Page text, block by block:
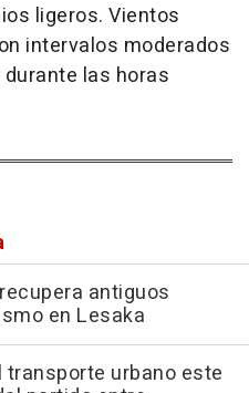
ligeros. Vientos
intervalos moderados
las horas
antiguos
en Lesaka
urbano este